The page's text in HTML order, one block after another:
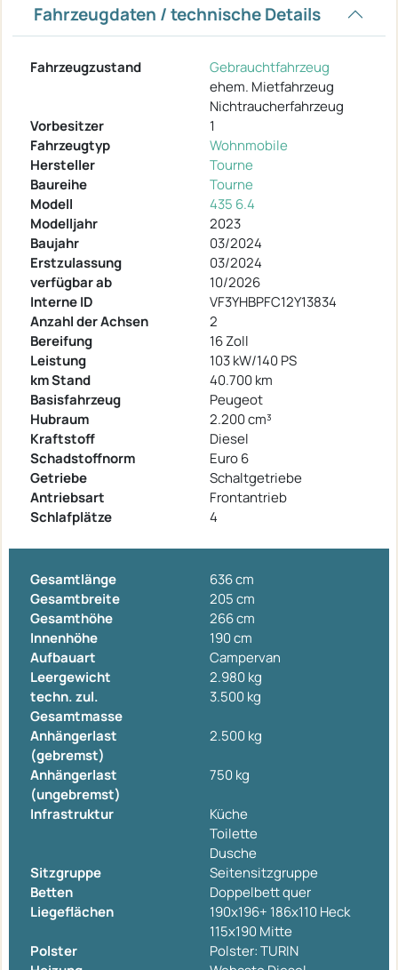
Fahrzeugdaten / technische Details
Fahrzeugzustand
Gebrauchtfahrzeug
ehem. Mietfahrzeug
Nichtraucherfahrzeug
Vorbesitzer
1
Fahrzeugtyp
Wohnmobile
Hersteller
Tourne
Baureihe
Tourne
Modell
435 6.4
Modelljahr
2023
Baujahr
03/2024
Erstzulassung
03/2024
verfügbar ab
10/2026
Interne ID
VF3YHBPFC12Y13834
Anzahl der Achsen
2
Bereifung
16 Zoll
Leistung
103 kW/140 PS
km Stand
40.700 km
Basisfahrzeug
Peugeot
Hubraum
2.200 cm³
Kraftstoff
Diesel
Schadstoffnorm
Euro 6
Getriebe
Schaltgetriebe
Antriebsart
Frontantrieb
Schlafplätze
4
Gesamtlänge
636 cm
Gesamtbreite
205 cm
Gesamthöhe
266 cm
Innenhöhe
190 cm
Aufbauart
Campervan
Leergewicht
2.980 kg
techn. zul.
Gesamtmasse
3.500 kg
Anhängerlast
(gebremst)
2.500 kg
Anhängerlast
(ungebremst)
750 kg
Infrastruktur
Küche
Toilette
Dusche
Sitzgruppe
Seitensitzgruppe
Betten
Doppelbett quer
Liegeflächen
190x196+ 186x110 Heck
115x190 Mitte
Polster
Polster: TURIN